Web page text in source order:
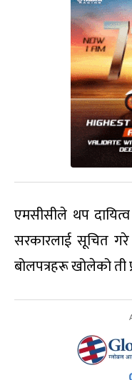
एमसीसीले थप
सरकारलाई सूचित
बोलपत्रहरू खोलेको ती